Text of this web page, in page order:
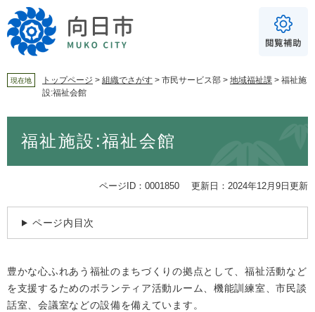
ー
ジ
ニ
ュ
へ
For Foreigners
音声読み上げ
読み上げ 読み上げ設定
あり
文字サイズ 標準 拡大
背景色 白
現在地 トップページ > 組織でさがす > 市民サービス部 > 地域福祉課 > 福祉施
設:福祉会館
福祉施設:福祉会館
ページID：0001850 更新日：2024年12月9日更新
ページ内目次
豊かな心ふれあう福祉のまちづくりの拠点として、福祉活動など
を支援するためのボランティア活動ルーム、機能訓練室、市民談
話室、会議室などの設備を備えています。